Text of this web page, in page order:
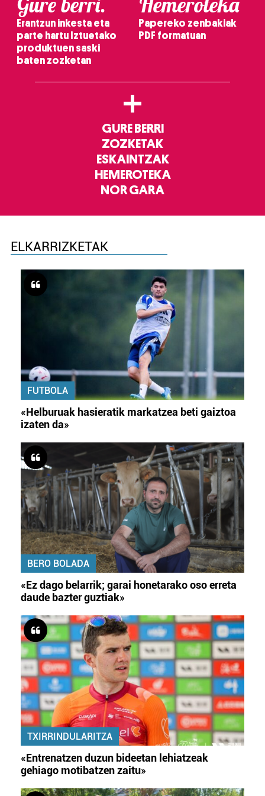
Erantzun inkesta eta
parte hartu Iztuetako
produktuen saski
baten zozketan
Papereko zenbakiak
PDF formatuan
+
GURE BERRI
ZOZKETAK
ESKAINTZAK
HEMEROTEKA
NOR GARA
ELKARRIZKETAK
FUTBOLA
«Helburuak hasieratik markatzea beti gaiztoa
izaten da»
BERO BOLADA
«Ez dago belarrik; garai honetarako oso erreta
daude bazter guztiak»
TXIRRINDULARITZA
«Entrenatzen duzun bideetan lehiatzeak
gehiago motibatzen zaitu»